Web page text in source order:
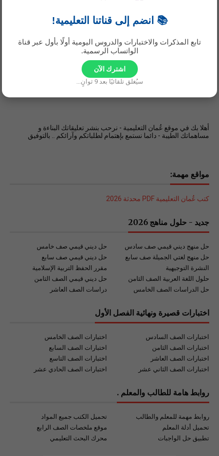
أهلا بك في موقع عُمان التعليمية - نرحب بنشر تعليقاتك البناءة و
مساهماتك الطيبة - دائما نستمع بإهتمام لطلباتكم وآرائكم .. بالتوفيق
📚 انضم إلى قناتنا التعليمية!
تابع المذكرات والاختبارات والدروس اليومية أولًا بأول عبر قناة
الواتساب الرسمية.
اشترك الآن
سيُغلق تلقائيًا بعد8 ثوانٍ...
مواقع مهمة:
كتب عُمان التعليمية PDF محدثة 2026
جديد - حلول مناهج 2026
حل ديني قيمي صف خامس
حل منهج ديني قيمي صف سادس
حل ديني قيمي صف سابع
حل منهج لغتي الجميلة صف سابع
مقرر الحفظ التربية الإسلامية
النشرة التوجيهية
حل ديني قيمي الصف الثامن
حلول اللغة العربية الصف الثامن
دراسات الصف العاشر
حل الدراسات الصف الخامس
اختبارات قصيرة ونهائية الفصل الأول
اختبارات الصف الخامس
اختبارات الصف السادس
اختبارات الصف السابع
اختبارات الصف الثامن
اختبارات الصف التاسع
اختبارات الصف العاشر
اختبارات الصف الحادي عشر
اختبارات الصف الثاني عشر
روابط هامة للطالب والمعلم .
تحميل الكتب جميع المواد
روابط مهمة للمعلم والطالب
موقع ملخصات الصف الرابع
تحميل أدلة المعلم
محرك البحث التعليمي
تطبيق حل الواجبات